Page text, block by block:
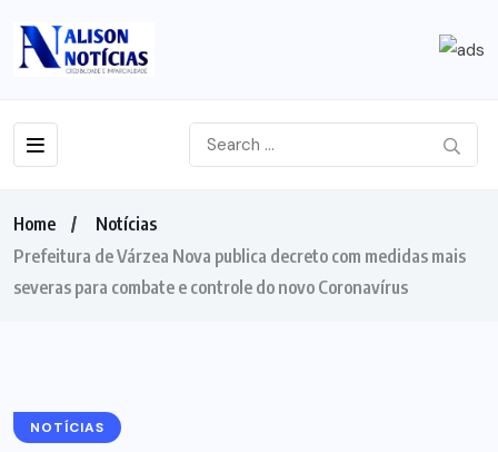
Home
Notícias
Prefeitura de Várzea Nova publica decreto com medidas mais
severas para combate e controle do novo Coronavírus
NOTÍCIAS